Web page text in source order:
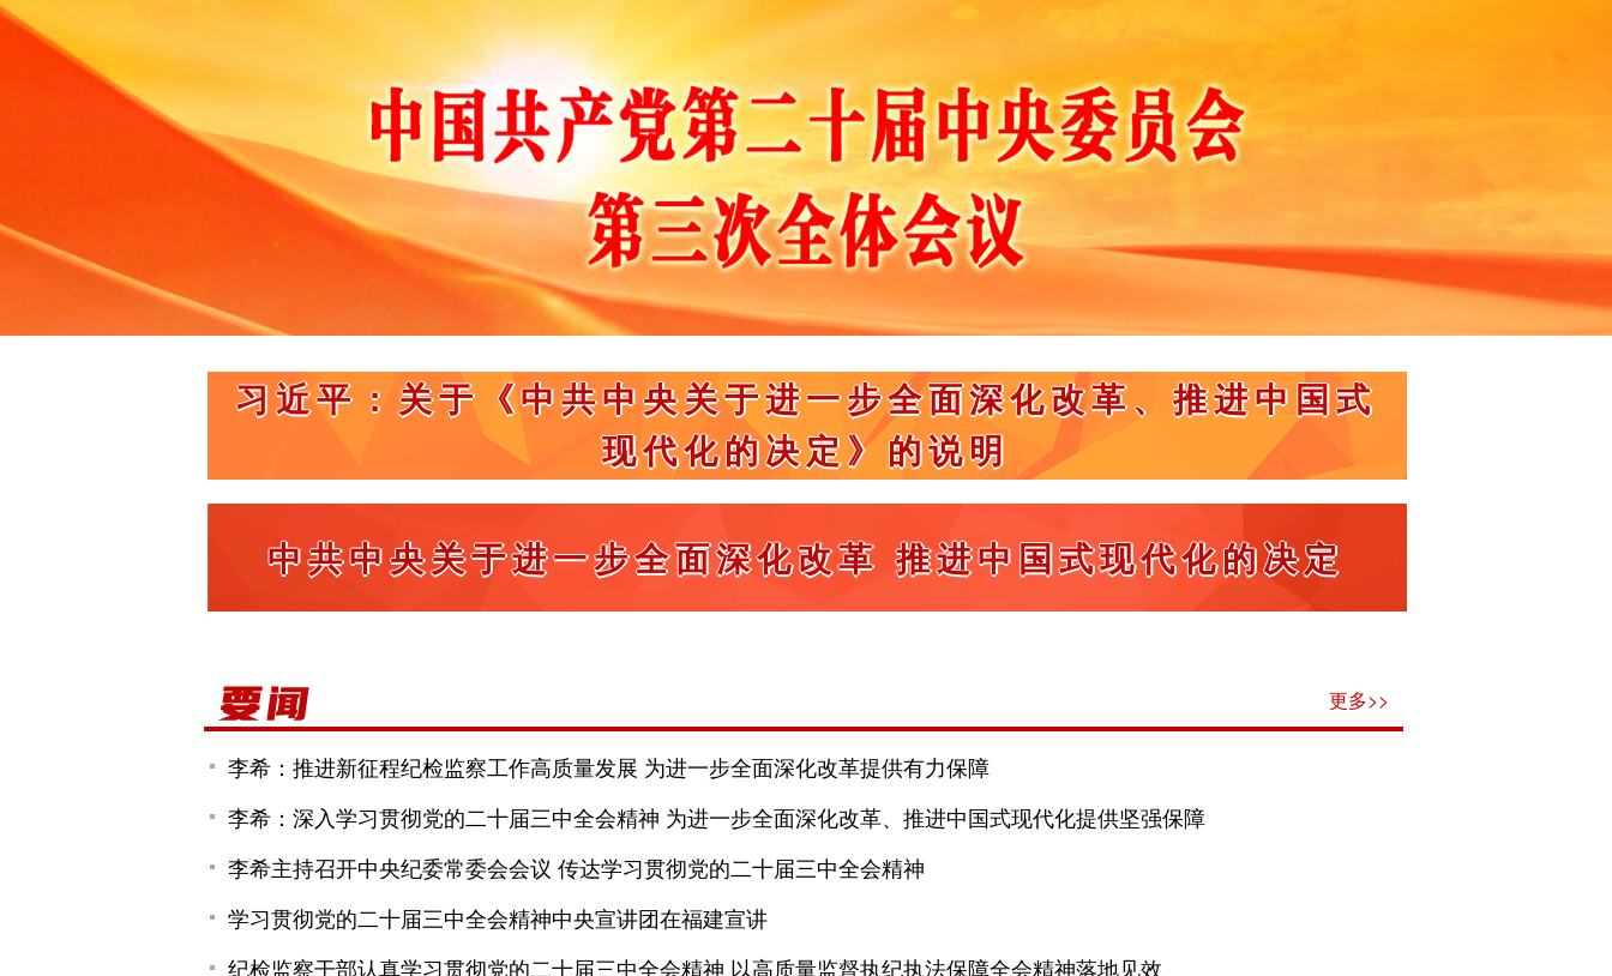
习近平：关于《中共中央关于进一步全面深化改革、推进中国式
现代化的决定》的说明
中共中央关于进一步全面深化改革 推进中国式现代化的决定
更多>>
李希：推进新征程纪检监察工作高质量发展 为进一步全面深化改革提供有力保障
李希：深入学习贯彻党的二十届三中全会精神 为进一步全面深化改革、推进中国式现代化提供坚强保障
李希主持召开中央纪委常委会会议 传达学习贯彻党的二十届三中全会精神
学习贯彻党的二十届三中全会精神中央宣讲团在福建宣讲
纪检监察干部认真学习贯彻党的二十届三中全会精神 以高质量监督执纪执法保障全会精神落地见效